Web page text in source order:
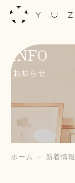
INFO
お知らせ
ホーム 新着情報